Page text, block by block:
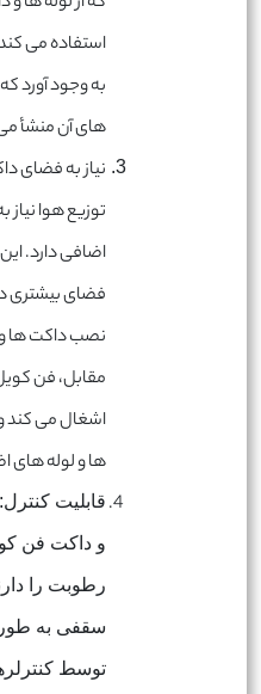
استفاده می
به وجود آورد
های آن منشأ
نیاز به فضای
توزیع هوا
اضافی دارد.
فضای بیشتری
نصب داکت ها
مقابل، فن
اشغال می کند
ها و لوله
قابلیت
و داکت فن
رطوبت را
سقفی به طور
توسط